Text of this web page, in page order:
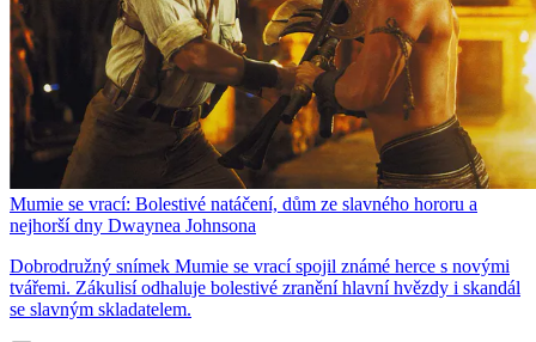
Mumie se vrací: Bolestivé natáčení, dům ze slavného hororu a
nejhorší dny Dwaynea Johnsona
Dobrodružný snímek Mumie se vrací spojil známé herce s novými
tvářemi. Zákulisí odhaluje bolestivé zranění hlavní hvězdy i skandál
se slavným skladatelem.